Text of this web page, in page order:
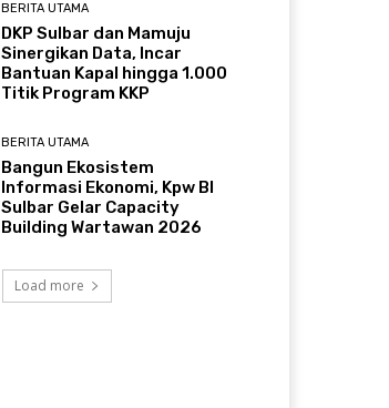
BERITA UTAMA
DKP Sulbar dan Mamuju
Sinergikan Data, Incar
Bantuan Kapal hingga 1.000
Titik Program KKP
BERITA UTAMA
Bangun Ekosistem
Informasi Ekonomi, Kpw BI
Sulbar Gelar Capacity
Building Wartawan 2026
Load more